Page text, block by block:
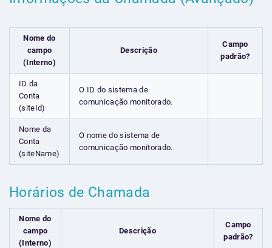
Nome do
campo
(Interno)
Descrição
Campo
padrão?
ID da
Conta
(siteId)
O ID do sistema de
comunicação monitorado.
Nome da
Conta
(siteName)
O nome do sistema de
comunicação monitorado.
Horários de Chamada
Nome do
campo
(Interno)
Descrição
Campo
padrão?